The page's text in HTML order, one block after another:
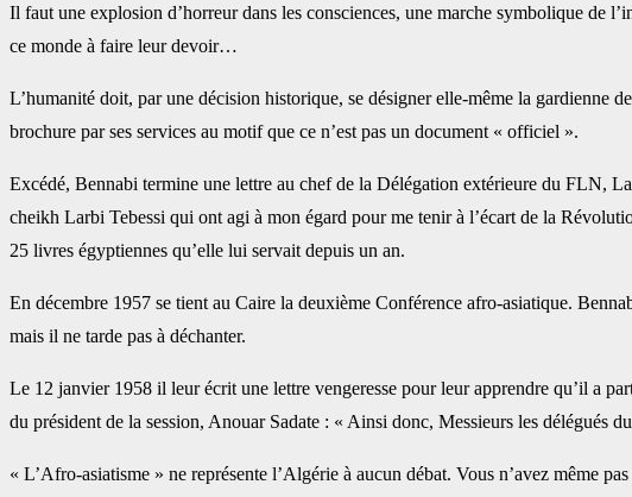
Il faut une explosion d’horreur dans les consciences, une marche symbolique de
ce monde à faire leur devoir…
L’humanité doit, par une décision historique, se désigner elle-même la
brochure par ses services au motif que ce n’est pas un document « officiel ».
Excédé, Bennabi termine une lettre au chef de la Délégation extérieure du FLN,
cheikh Larbi Tebessi qui ont agi à mon égard pour me tenir à l’écart de la
25 livres égyptiennes qu’elle lui servait depuis un an.
En décembre 1957 se tient au Caire la deuxième Conférence afro-asiatique.
mais il ne tarde pas à déchanter.
Le 12 janvier 1958 il leur écrit une lettre vengeresse pour leur apprendre qu’il a
du président de la session, Anouar Sadate : « Ainsi donc, Messieurs les délégués
« L’Afro-asiatisme » ne représente l’Algérie à aucun débat. Vous n’avez même